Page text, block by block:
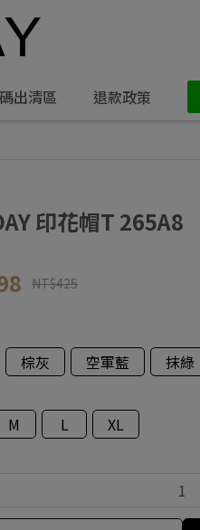
出清區 退款政策
印花帽T 265A8
NT$425
棕灰 空軍藍 抹綠
M L XL